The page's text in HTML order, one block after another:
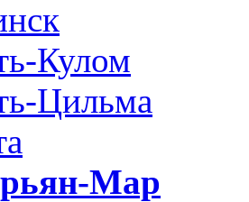
Кулом
Цильма
Мар